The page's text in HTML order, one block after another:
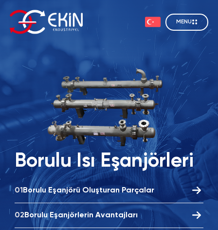
MENU
Borulu Isı Eşanjörleri
01Borulu Eşanjörü Oluşturan Parçalar
02Borulu Eşanjörlerin Avantajları
İncele